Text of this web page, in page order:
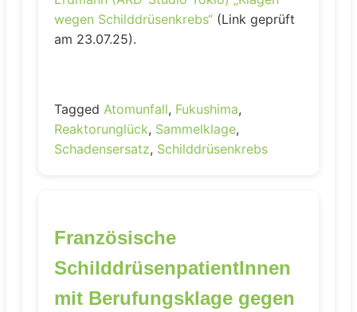
wegen Schilddrüsenkrebs“ (Link geprüft
am 23.07.25).
Tagged Atomunfall, Fukushima,
Reaktorunglück, Sammelklage,
Schadensersatz, Schilddrüsenkrebs
Französische
SchilddrüsenpatientInnen
mit Berufungsklage gegen